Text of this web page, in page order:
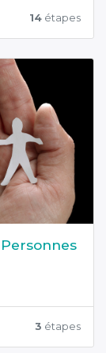
14 étapes
3 étapes